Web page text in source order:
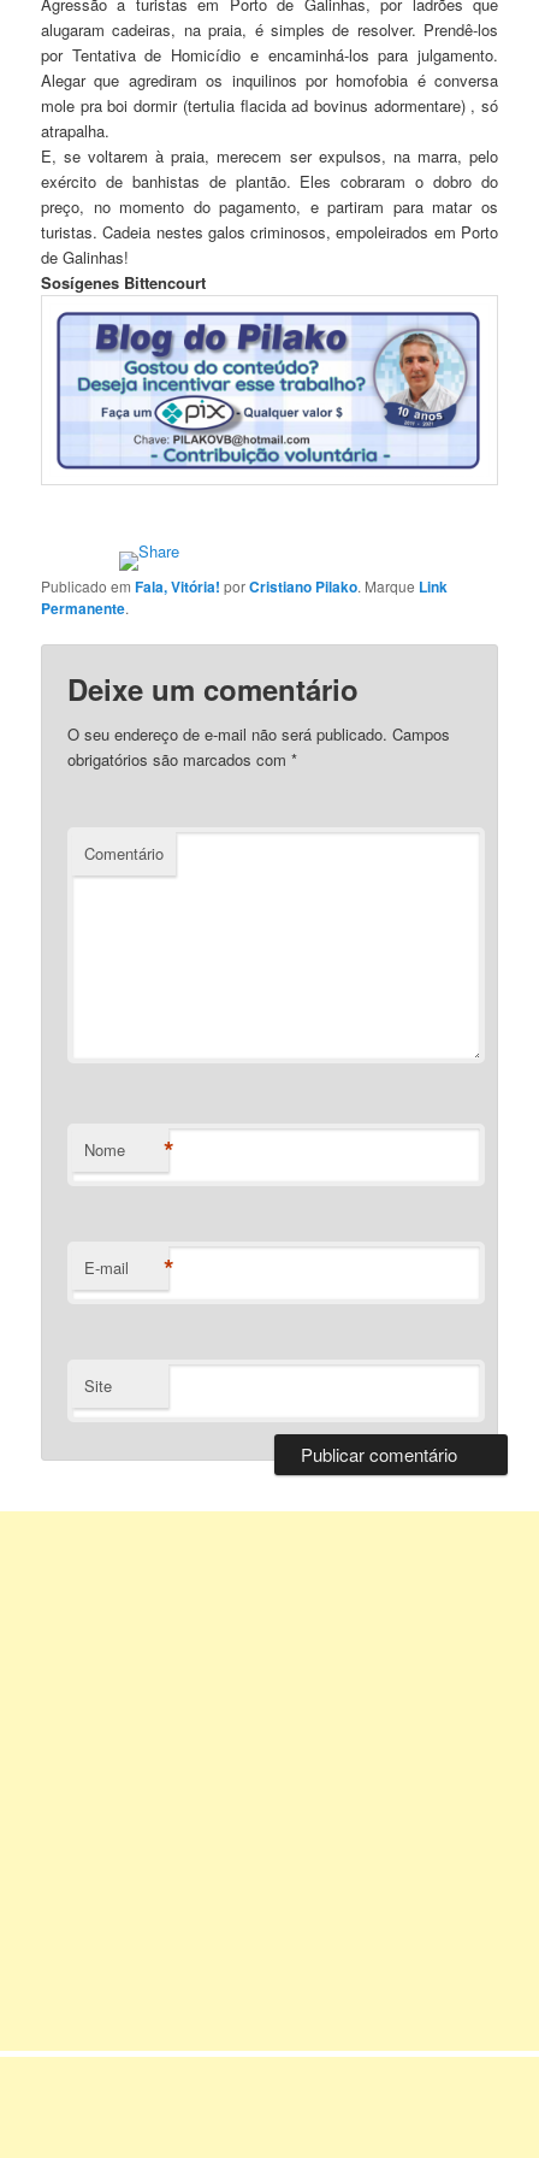
alugaram cadeiras, na praia, é simples de resolver. Prendê-los
por Tentativa de Homicídio e encaminhá-los para julgamento.
Alegar que agrediram os inquilinos por homofobia é conversa
mole pra boi dormir (tertulia flacida ad bovinus adormentare) , só
atrapalha.
E, se voltarem à praia, merecem ser expulsos, na marra, pelo
exército de banhistas de plantão. Eles cobraram o dobro do
preço, no momento do pagamento, e partiram para matar os
turistas. Cadeia nestes galos criminosos, empoleirados em Porto
de Galinhas!
Sosígenes Bittencourt
Publicado emFala, Vitória! porCristiano Pilako. Marque Link
Permanente.
Deixe um comentário
O seu endereço de e-mail não será publicado. Campos
obrigatórios são marcados com*
Comentário
Nome *
E-mail *
Site